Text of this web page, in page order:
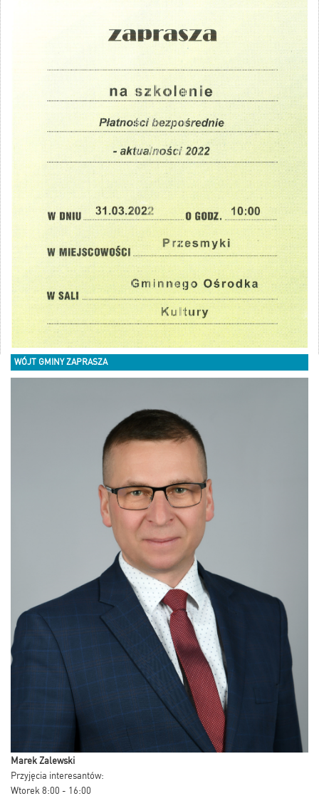
WÓJT GMINY ZAPRASZA
Marek Zalewski
Przyjęcia interesantów:
Wtorek 8:00 - 16:00